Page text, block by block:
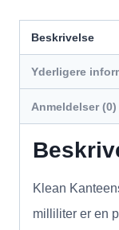
Beskrivelse
Yderligere
Anmeldelser (0)
Klean
milliliter er en